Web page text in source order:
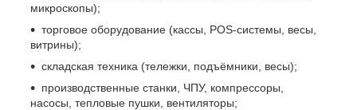
микроскопы);
торговое оборудование (кассы, POS-системы, весы,
витрины);
складская техника (тележки, подъёмники, весы);
производственные станки, ЧПУ, компрессоры,
насосы, тепловые пушки, вентиляторы;